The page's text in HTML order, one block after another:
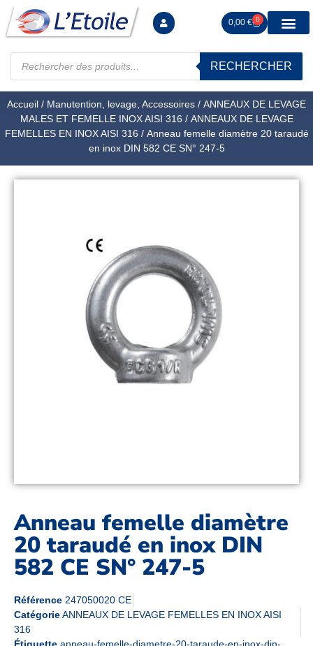
0,00 € 0
RECHERCHER
Accueil / Manutention, levage, Accessoires / ANNEAUX DE LEVAGE
MALES ET FEMELLE INOX AISI 316 / ANNEAUX DE LEVAGE
FEMELLES EN INOX AISI 316 / Anneau femelle diamètre 20 taraudé
en inox DIN 582 CE SN° 247-5
Anneau femelle diamètre
20 taraudé en inox DIN
582 CE SN° 247-5
Référence 247050020 CE
CatégorieANNEAUX DE LEVAGE FEMELLES EN INOX AISI
316